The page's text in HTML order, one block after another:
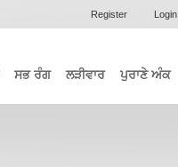
Register Login
ਸਭ ਰੰਗ ਲੜੀਵਾਰ ਪੁਰਾਣੇ ਅੰਕ